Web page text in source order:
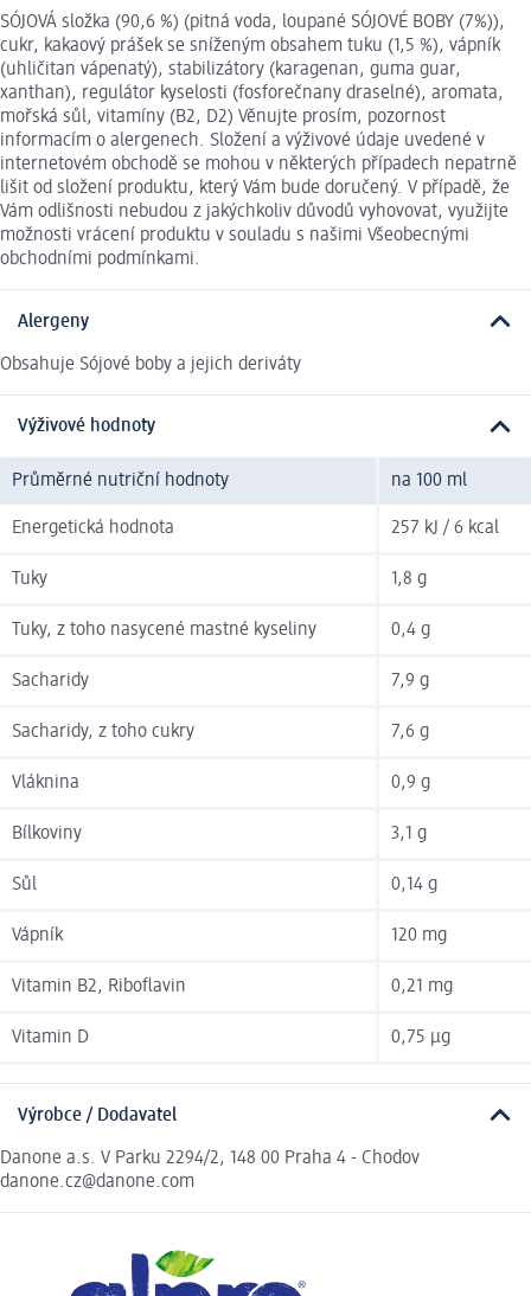
SÓJOVÁ složka (90,6 %) (pitná voda, loupané SÓJOVÉ BOBY (7%)),
cukr, kakaový prášek se sníženým obsahem tuku (1,5 %), vápník
(uhličitan vápenatý), stabilizátory (karagenan, guma guar,
xanthan), regulátor kyselosti (fosforečnany draselné), aromata,
mořská sůl, vitamíny (B2, D2) Věnujte prosím, pozornost
informacím o alergenech. Složení a výživové údaje uvedené v
internetovém obchodě se mohou v některých případech nepatrně
lišit od složení produktu, který Vám bude doručený. V případě, že
Vám odlišnosti nebudou z jakýchkoliv důvodů vyhovovat, využijte
možnosti vrácení produktu v souladu s našimi Všeobecnými
obchodními podmínkami.
Alergeny
Obsahuje Sójové boby a jejich deriváty
Výživové hodnoty
Průměrné nutriční hodnoty na 100 ml
Energetická hodnota 257 kJ / 6 kcal
Tuky 1,8 g
Tuky, z toho nasycené mastné kyseliny 0,4 g
Sacharidy 7,9 g
Sacharidy, z toho cukry 7,6 g
Vláknina 0,9 g
Bílkoviny 3,1 g
Sůl 0,14 g
Vápník 120 mg
Vitamin B2, Riboflavin 0,21 mg
Vitamin D 0,75 µg
Výrobce / Dodavatel
Danone a.s. V Parku 2294/2, 148 00 Praha 4 - Chodov
danone.cz@danone.com